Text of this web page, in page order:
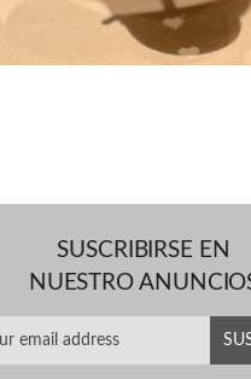
SUSCRIBIRSE EN
NUESTRO